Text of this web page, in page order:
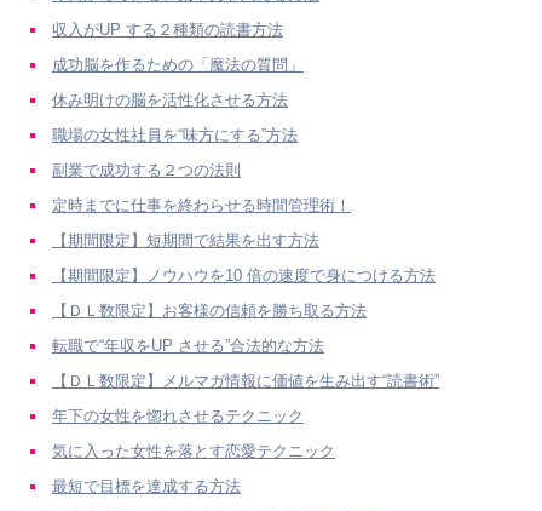
収入がUP する２種類の読書方法
成功脳を作るための「魔法の質問」
休み明けの脳を活性化させる方法
職場の女性社員を“味方にする”方法
副業で成功する２つの法則
定時までに仕事を終わらせる時間管理術！
【期間限定】短期間で結果を出す方法
【期間限定】ノウハウを10 倍の速度で身につける方法
【ＤＬ数限定】お客様の信頼を勝ち取る方法
転職で“年収をUP させる”合法的な方法
【ＤＬ数限定】メルマガ情報に価値を生み出す“読書術”
年下の女性を惚れさせるテクニック
気に入った女性を落とす恋愛テクニック
最短で目標を達成する方法